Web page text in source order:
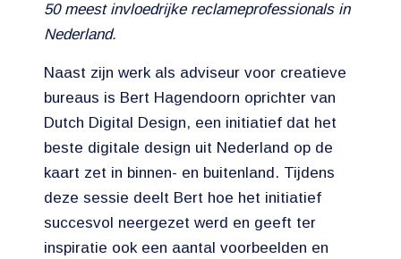
50 meest invloedrijke reclameprofessionals in
Nederland.
Naast zijn werk als adviseur voor creatieve
bureaus is Bert Hagendoorn oprichter van
Dutch Digital Design, een initiatief dat het
beste digitale design uit Nederland op de
kaart zet in binnen- en buitenland. Tijdens
deze sessie deelt Bert hoe het initiatief
succesvol neergezet werd en geeft ter
inspiratie ook een aantal voorbeelden en